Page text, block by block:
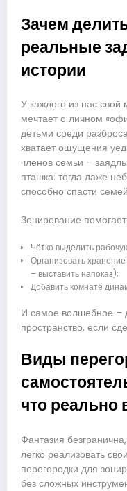
Зачем
реальные
истории
У каждого из нас свой
мечтает о личном
детьми среди
хватает ощущения
членов семьи –
пташка: тогда даже
способно спасти
Зонирование помогает:
Чётко выделить
Организовать
– выставить напоказ);
Добавить комнате
И самое волшебное –
пространство, если
Виды
что реально
Фантазия
легко реализовать
перегородки для
без сложных